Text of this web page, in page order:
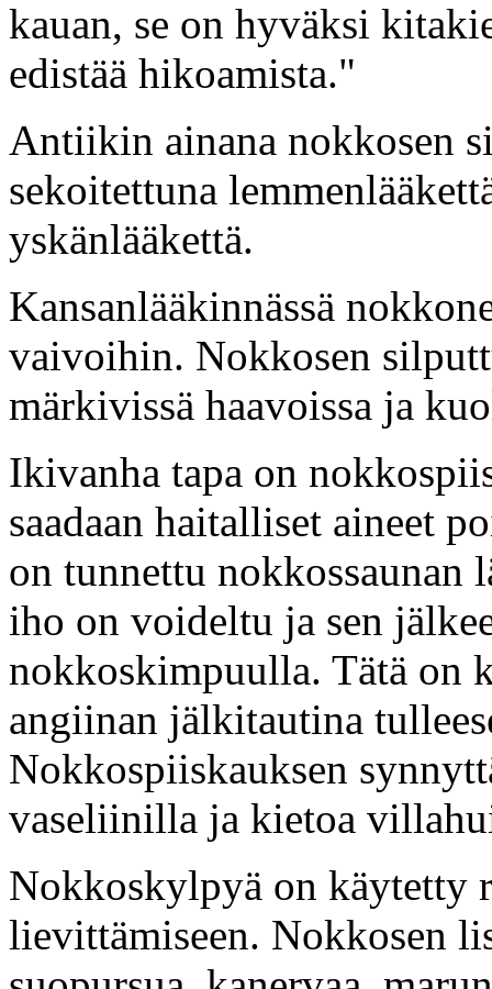
kauan, se on hyväksi
edistää hikoamista."
Antiikin ainana nokkosen
sekoitettuna
yskänlääkettä.
Kansanlääkinnässä
vaivoihin. Nokkosen
märkivissä haavoissa ja
Ikivanha tapa on
saadaan haitalliset aineet
on tunnettu nokkossaunan
iho on voideltu ja sen
nokkoskimpuulla. Tätä on
angiinan jälkitautina
Nokkospiiskauksen
vaseliinilla ja kietoa
Nokkoskylpyä on käytetty
lievittämiseen. Nokkosen